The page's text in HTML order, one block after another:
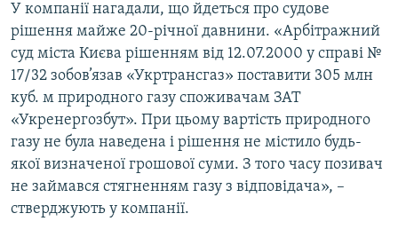
У компанії нагадали, що йдеться про судове
рішення майже 20-річної давнини. «Арбітражний
суд міста Києва рішенням від 12.07.2000 у справі №
17/32 зобов’язав «Укртрансгаз» поставити 305 млн
куб. м природного газу споживачам ЗАТ
«Укренергозбут». При цьому вартість природного
газу не була наведена і рішення не містило будь-
якої визначеної грошової суми. З того часу позивач
не займався стягненням газу з відповідача», –
стверджують у компанії.